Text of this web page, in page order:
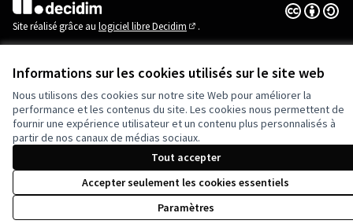
Informations sur les cookies utilisés sur le site web
Nous utilisons des cookies sur notre site Web pour améliorer la
performance et les contenus du site. Les cookies nous permettent de
fournir une expérience utilisateur et un contenu plus personnalisés à
partir de nos canaux de médias sociaux.
Tout accepter
Accepter seulement les cookies essentiels
Paramètres
(Lien externe)
Site réalisé grâce au logiciel libre Decidim .
Licence
(Lien